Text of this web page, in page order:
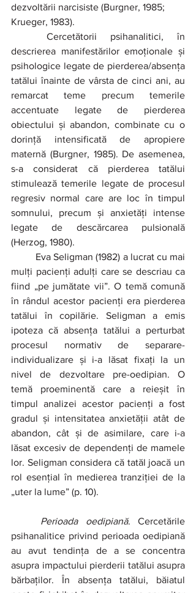
dezvoltării narcisiste (Burgner, 1985;
Krueger, 1983).
descrierea manifestărilor emoționale și
psihologice legate de pierderea/absența
tatălui înainte de vârsta de cinci ani, au
remarcat teme precum temerile
accentuate legate de pierderea
obiectului și abandon, combinate cu o
dorință intensificată de apropiere
maternă (Burgner, 1985). De asemenea,
s-a considerat că pierderea tatălui
stimulează temerile legate de procesul
regresiv normal care are loc în timpul
somnului, precum și anxietăți intense
legate de descărcarea pulsională
(Herzog, 1980).
mulți pacienți adulți care se descriau ca
fiind „pe jumătate vii”. O temă comună
în rândul acestor pacienți era pierderea
tatălui în copilărie. Seligman a emis
ipoteza că absența tatălui a perturbat
procesul normativ de separare-
individualizare și i-a lăsat fixați la un
nivel de dezvoltare pre-oedipian. O
temă proeminentă care a reieșit în
timpul analizei acestor pacienți a fost
gradul și intensitatea anxietății atât de
abandon, cât și de asimilare, care i-a
lăsat excesiv de dependenți de mamele
lor. Seligman considera că tatăl joacă un
rol esențial în medierea tranziției de la
„uter la lume” (p. 10).
	Perioada oedipiană
. Cercetările
psihanalitice privind perioada oedipiană
au avut tendința de a se concentra
asupra impactului pierderii tatălui asupra
bărbaților. În absența tatălui, băiatul